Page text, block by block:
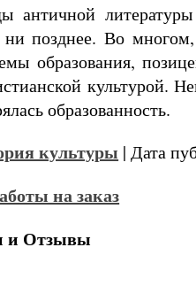
античной
ни позднее. Во
образования,
культурой.
образованность.
культуры | Дата
и Отзывы